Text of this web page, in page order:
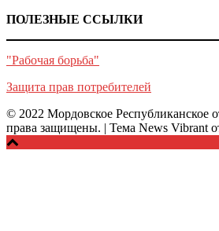
ПОЛЕЗНЫЕ ССЫЛКИ
"Рабочая борьба"
Защита прав потребителей
© 2022 Мордовское Республиканское
права защищены. | Тема News Vibrant